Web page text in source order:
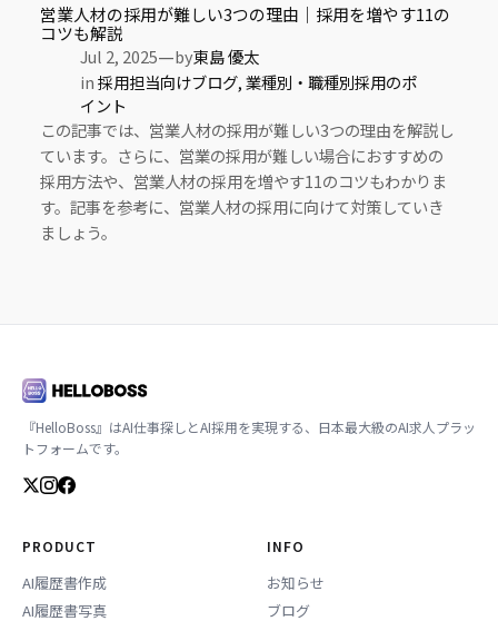
営業人材の採用が難しい3つの理由｜採用を増やす11の
コツも解説
Jul 2, 2025—by東島 優太
in採用担当向けブログ, 業種別・職種別採用のポ
イント
この記事では、営業人材の採用が難しい3つの理由を解説し
ています。さらに、営業の採用が難しい場合におすすめの
採用方法や、営業人材の採用を増やす11のコツもわかりま
す。記事を参考に、営業人材の採用に向けて対策していき
ましょう。
『HelloBoss』はAI仕事探しとAI採用を実現する、日本最大級のAI求人プラッ
トフォームです。
PRODUCT
AI履歴書作成
AI履歴書写真
INFO
お知らせ
ブログ